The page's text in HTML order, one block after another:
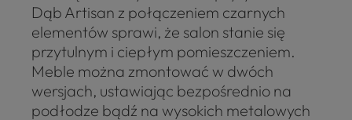
Dąb Artisan z połączeniem czarnych
elementów sprawi, że salon stanie się
przytulnym i ciepłym pomieszczeniem.
Meble można zmontować w dwóch
wersjach, ustawiając bezpośrednio na
podłodze bądź na wysokich metalowych